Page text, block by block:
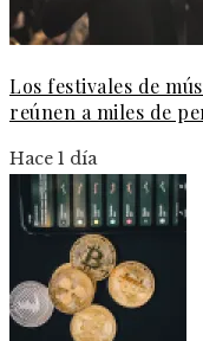
Los festivales de
reúnen a miles de
Hace 1 día